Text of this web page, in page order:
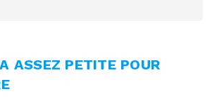
ASSEZ PETITE POUR